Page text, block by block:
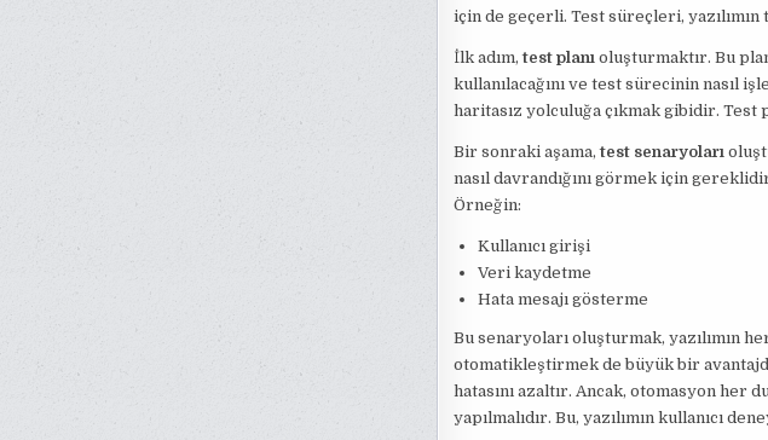
için de geçerli. Test süreçleri,
İlk adım,test planıoluşturmaktır. Bu
kullanılacağını ve test sürecinin nasıl
haritasız yolculuğa çıkmak gibidir. Test
Bir sonraki aşama,test senaryoları
nasıl davrandığını görmek için
Örneğin:
Kullanıcı girişi
Veri kaydetme
Hata mesajı gösterme
Bu senaryoları oluşturmak, yazılımın
otomatikleştirmek de büyük bir
hatasını azaltır. Ancak, otomasyon
yapılmalıdır. Bu, yazılımın kullanıcı